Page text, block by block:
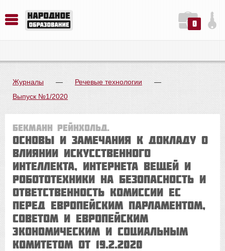
0
Журналы — Речевые технологии
—
Выпуск №1/2020
Бекманн Рейнхольд.
Основы и замечания к Докладу о
влиянии искусственного
интеллекта, Интернета вещей и
робототехники на безопасность и
ответственность Комиссии ЕС
перед Европейским парламентом,
Советом и Европейским
экономическим и социальным
комитетом от 19.2.2020